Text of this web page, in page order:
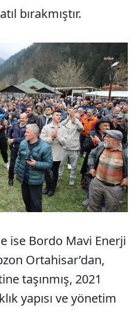
bırakmıştır.
ise Bordo Mavi Enerji
Ortahisar’dan,
taşınmış, 2021
yapısı ve yönetim